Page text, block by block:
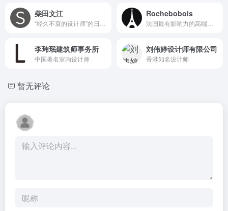
柴田文江 Rochebobois
李玮珉建筑师事务所
中国著名室内设计师
刘伟婷设计师有限公司
香港知名设计师
暂无评论